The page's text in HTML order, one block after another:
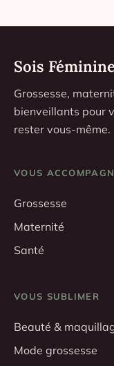
Sois Féminine
Grossesse,
bienveillants pour
rester vous-même.
VOUS
Grossesse
Maternité
Santé
VOUS SUBLIMER
Beauté &
Mode grossesse